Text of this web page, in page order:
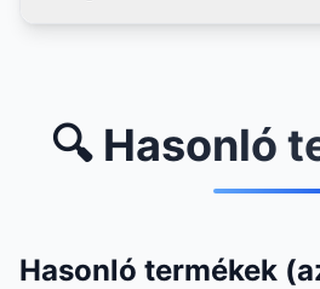
🔍 Hasonló
Hasonló termékek